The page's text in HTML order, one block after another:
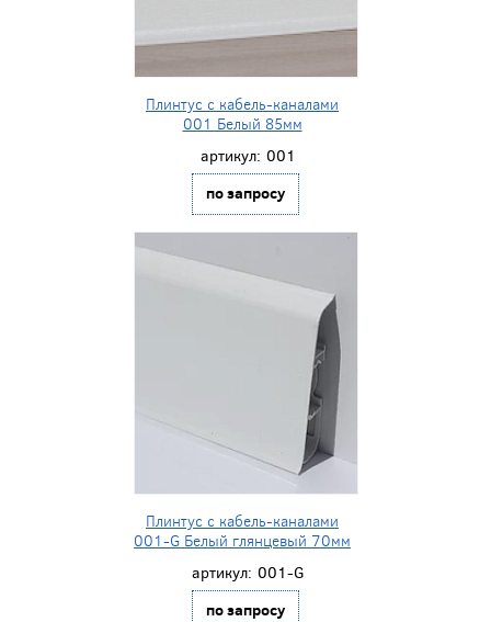
Плинтус с кабель-каналами
001 Белый 85мм
артикул: 001
по запросу
Плинтус с кабель-каналами
001-G Белый глянцевый 70мм
артикул: 001-G
по запросу